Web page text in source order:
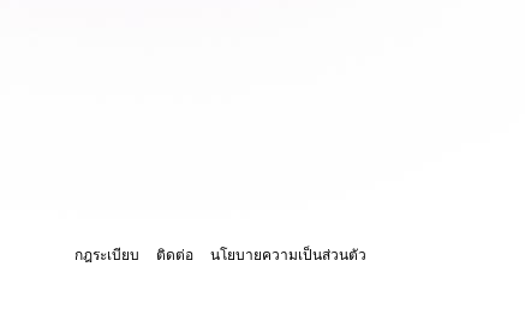
กฎระเบียบ ติดต่อ นโยบายความเป็นส่วนตัว